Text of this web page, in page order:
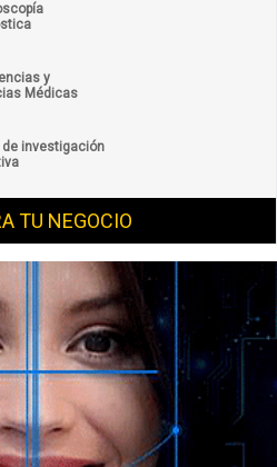
y
Médicas
de investigación
TU NEGOCIO